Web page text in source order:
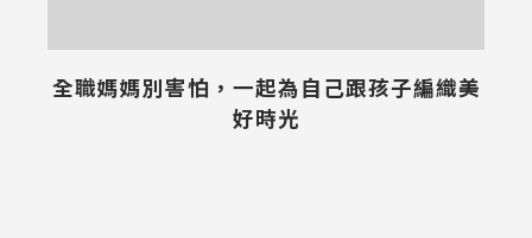
全職媽媽別害怕，一起為自己跟孩子編織美
好時光